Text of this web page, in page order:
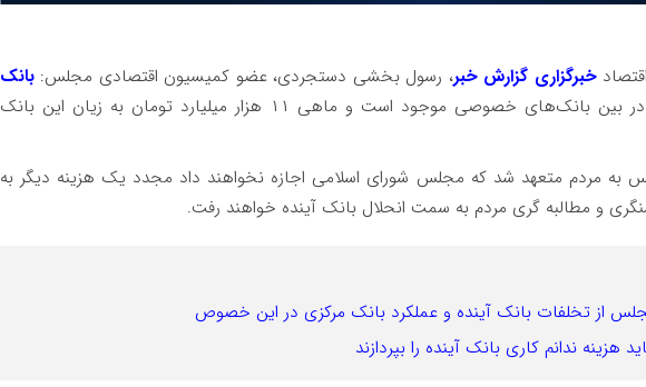
خبرگزاری گزارش خبر، رسول بخشی دستجردی، عضو کمیسیون اقتصادی مجلس: بانک
در بین بانک‌های خصوصی موجود است و ماهی ۱۱ هزار میلیارد تومان به زیان این بانک
به مردم متعهد شد که مجلس شورای اسلامی اجازه نخواهند داد مجدد یک هزینه دیگر به
و مطالبه گری مردم به سمت انحلال بانک آینده خواهند رفت.
مجلس از تخلفات بانک آینده و عملکرد بانک مرکزی در این خصوص
هزینه ندانم کاری بانک آینده را بپردازند